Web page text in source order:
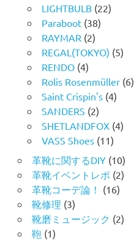
LIGHTBULB(22)
Paraboot(38)
RAYMAR (2)
REGAL(TOKYO) (5)
RENDO(4)
Rolis Rosenmüller(6)
Saint Crispin's(4)
SANDERS (2)
SHETLANDFOX(4)
VASS Shoes(11)
革靴に関するDIY(10)
革靴イベントレポ (2)
革靴コーデ論！ (16)
靴修理 (3)
靴磨ミュージック (2)
鞄 (1)